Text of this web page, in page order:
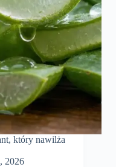
który nawilża
2026